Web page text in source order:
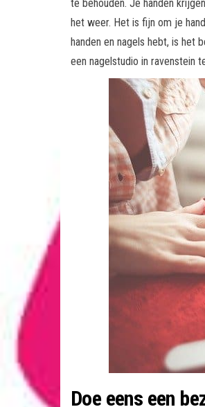
te behouden. Je handen
het weer. Het is fijn om je
handen en nagels hebt, is het
een nagelstudio in ravenstein
Doe eens een